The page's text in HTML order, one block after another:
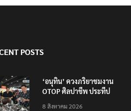
POSTS
‘อนุทิน’ ควงภริยาชมงาน
OTOP ศิลปาชีพ ประทีป
8 สิงหาคม 2026